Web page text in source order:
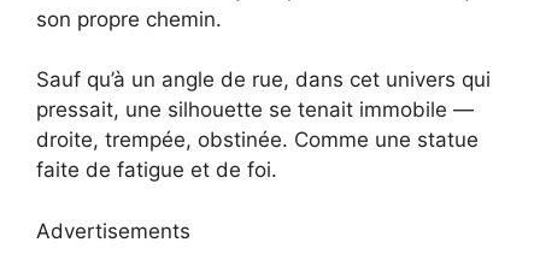
son propre chemin.
Sauf qu’à un angle de rue, dans cet univers qui
pressait, une silhouette se tenait immobile —
droite, trempée, obstinée. Comme une statue
faite de fatigue et de foi.
Advertisements